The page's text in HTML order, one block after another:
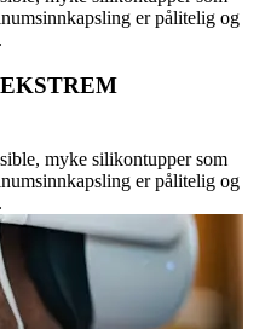
er pålitelig og
myke silikontupper som
er pålitelig og